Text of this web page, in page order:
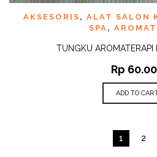
AKSESORIS , ALAT SALON
SPA ,
TUNGKU AROMATERAPI
Rp
ADD TO
1 2